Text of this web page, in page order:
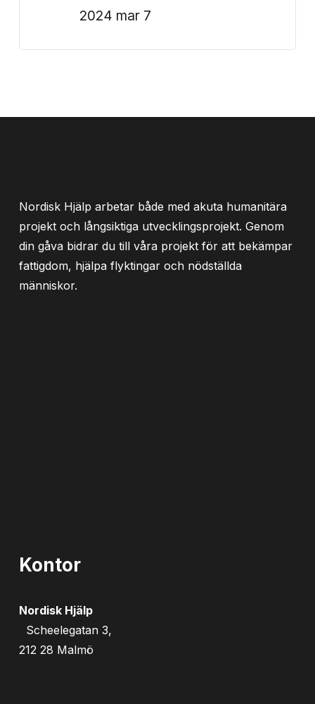
2024 mar 7
Nordisk Hjälp arbetar både med akuta humanitära
projekt och långsiktiga utvecklingsprojekt. Genom
din gåva bidrar du till våra projekt för att bekämpar
fattigdom, hjälpa flyktingar och nödställda
människor.
Kontor
Nordisk Hjälp
Scheelegatan 3,
212 28 Malmö